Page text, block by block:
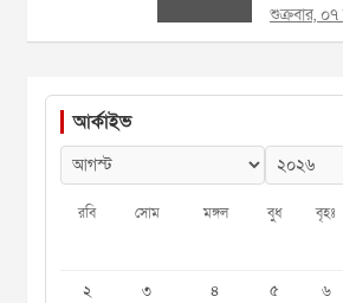
শুক্রবার,
আর্কাইভ
রবি সোম মঙ্গল বুধ বৃহঃ
২
৩ ৪ ৫ ৬